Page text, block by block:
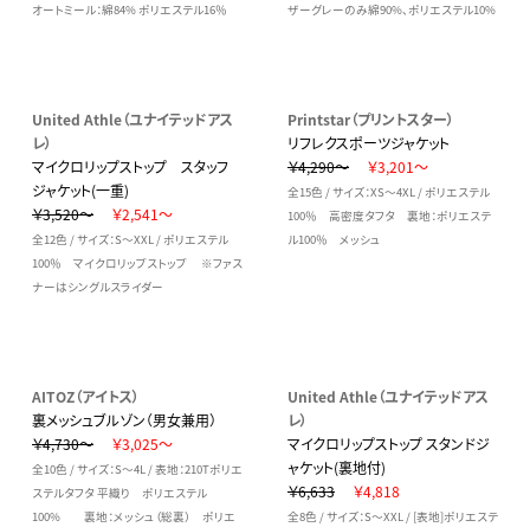
オートミール：綿84% ポリエステル16％
ザーグレーのみ綿90%、ポリエステル10%
United Athle（ユナイテッドアス
レ）
マイクロリップストップ スタッフ
ジャケット(一重)
￥3,520～
￥2,541～
全12色 / サイズ：S～XXL / ポリエステル
100％ マイクロリップストップ ※ファス
ナーはシングルスライダー
Printstar（プリントスター）
リフレクスポーツジャケット
￥4,290～
￥3,201～
全15色 / サイズ：XS～4XL / ポリエステル
100％ 高密度タフタ 裏地：ポリエステ
ル100％ メッシュ
AITOZ（アイトス）
裏メッシュブルゾン（男女兼用）
￥4,730～
￥3,025～
全10色 / サイズ：S～4L / 表地：210Tポリエ
ステルタフタ 平織り ポリエステル
100% 裏地：メッシュ（総裏） ポリエ
United Athle（ユナイテッドアス
レ）
マイクロリップストップ スタンドジ
ャケット(裏地付)
￥6,633
￥4,818
全8色 / サイズ：S～XXL / [表地]ポリエステ